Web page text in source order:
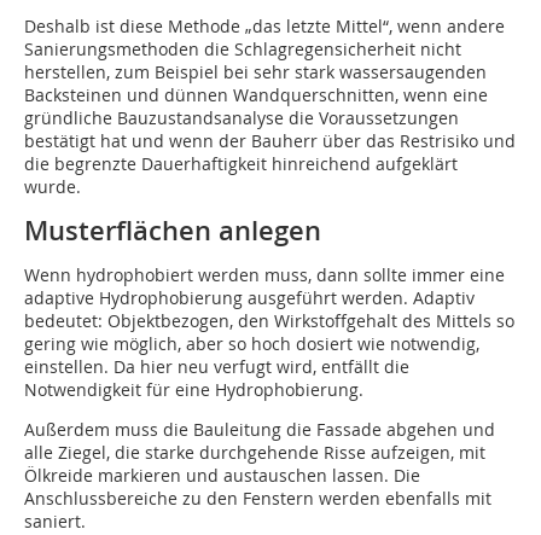
Deshalb ist diese Methode „das letzte Mittel“, wenn andere
Sanierungsmethoden die Schlagregensicherheit nicht
herstellen, zum Beispiel bei sehr stark wassersaugenden
Backsteinen und dünnen Wandquerschnitten, wenn eine
gründliche Bauzustandsanalyse die Voraussetzungen
bestätigt hat und wenn der Bauherr über das Restrisiko und
die begrenzte Dauerhaftigkeit hinreichend aufgeklärt
wurde.
Musterflächen anlegen
Wenn hydrophobiert werden muss, dann sollte immer eine
adaptive Hydrophobierung ausgeführt werden. Adaptiv
bedeutet: Objektbezogen, den Wirkstoffgehalt des Mittels so
gering wie möglich, aber so hoch dosiert wie notwendig,
einstellen. Da hier neu verfugt wird, entfällt die
Notwendigkeit für eine Hydrophobierung.
Außerdem muss die Bauleitung die Fassade abgehen und
alle Ziegel, die starke durchgehende Risse aufzeigen, mit
Ölkreide markieren und austauschen lassen. Die
Anschlussbereiche zu den Fenstern werden ebenfalls mit
saniert.